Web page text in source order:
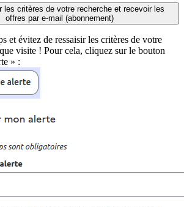
les critères de votre recherche et recevoir les
offres par e-mail (abonnement)
et évitez de ressaisir les critères de votre
visite ! Pour cela, cliquez sur le bouton
» :